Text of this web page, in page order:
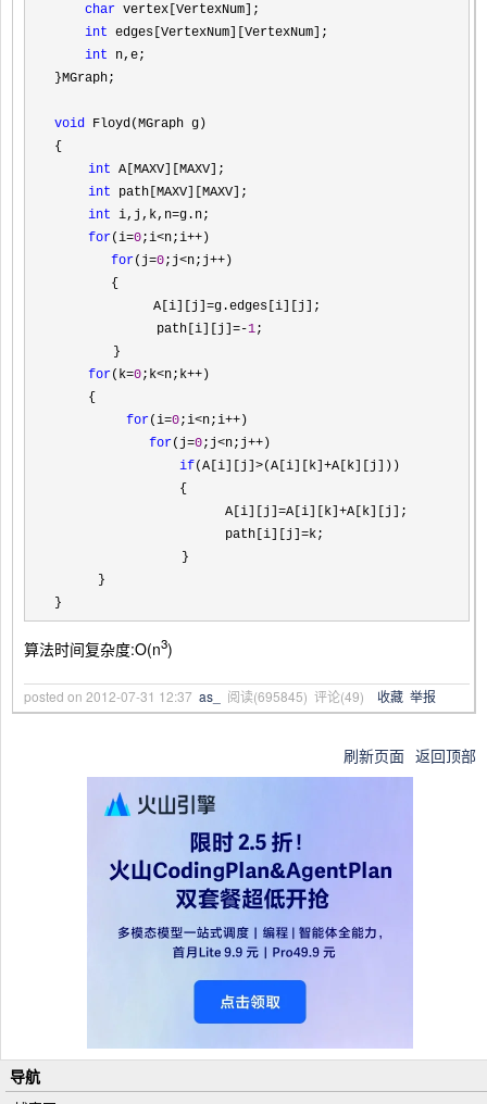
char
int
int
void Floyd(MGraph g)
{
int A[MAXV][MAXV];
int path[MAXV][MAXV];
int i,j,k,n=g.n;
for(i=0;i<n;i++)
for(j=0;j<n;j++)
    　　{
             A[i][j]
=g.edges[i][j];
         　　 path[i][j]
=-1;
     　 }
for(k=0;k<n;k++)
{
for(i=0;i<n;i++)
for(j=0;j<n;j++)
if(A[i][j]>(A[i][k]+A[k][j]))
             　　{
                   　　A[i][j]
=A[i][k]+A[k][j];
                   　　path[i][j]
=k;
              　 }
    　}
}
算法时间复杂度:O(n3)
posted on 2012-07-31 12:37 as_ 阅读(695845) 评论(49) 收藏 举报
刷新页面 返回顶部
导航